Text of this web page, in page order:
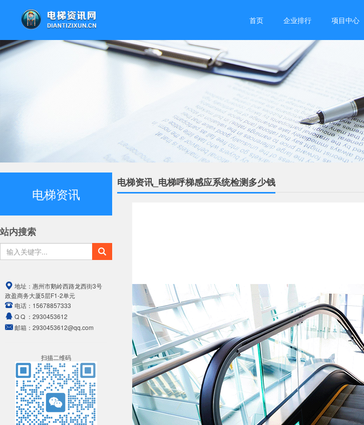
首页 企业排行 项目中心
电梯资讯
站内搜索
地址： 惠州市鹅岭西路龙西街3号
政盈商务大厦5层F1-2单元
电话： 15678857333
Q Q ： 2930453612
邮箱： 2930453612@qq.com
扫描二维码
电梯资讯_电梯呼梯感应系统检测多少钱